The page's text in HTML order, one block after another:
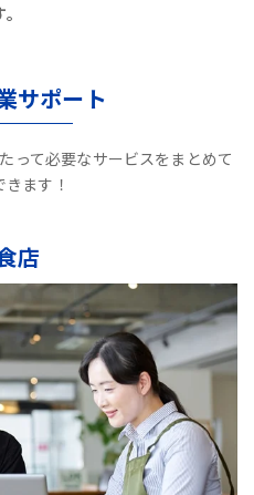
サポート
って必要なサービスをまとめて
ます！
店